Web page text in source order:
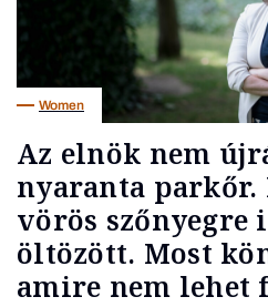
Women
Az elnök nem
nyaranta parkőr.
vörös szőnyegre
öltözött. Most
amire nem lehet